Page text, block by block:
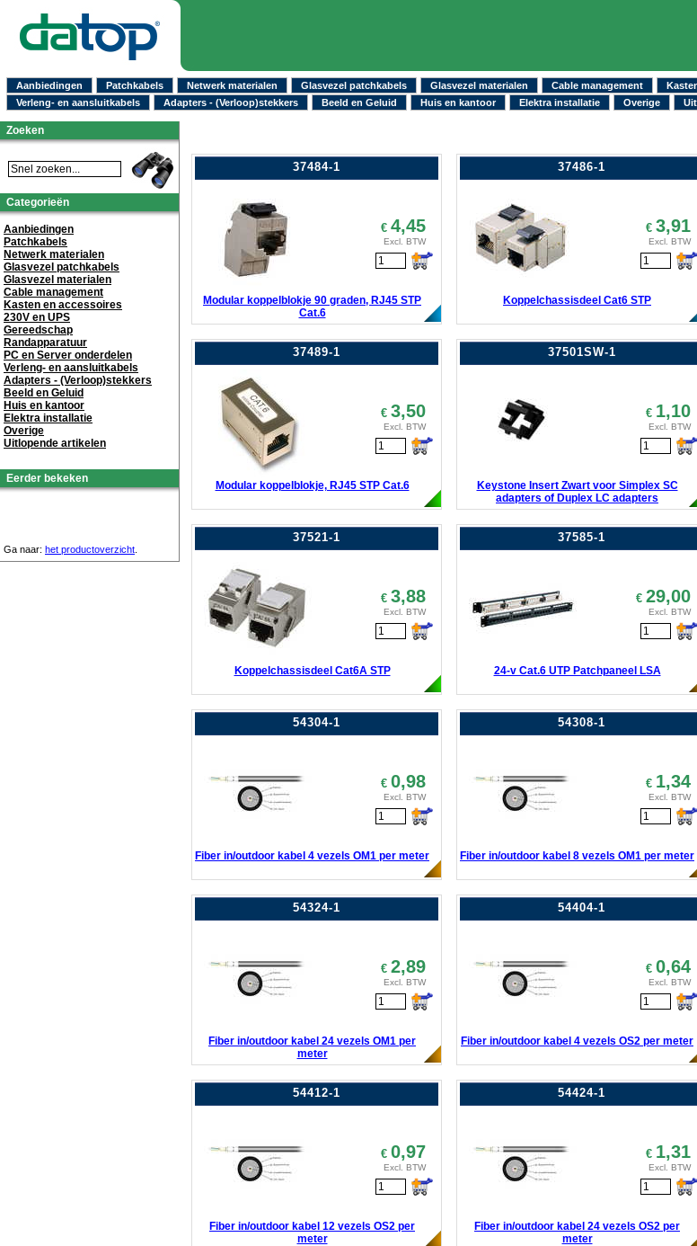
Aanbiedingen Patchkabels Netwerk materialen Glasvezel patchkabels Glasvezel materialen Cable management
Verleng- en aansluitkabels
Adapters - (Verloop)stekkers Beeld en Geluid Huis en kantoor Elektra installatie Overige
37484-1
€ 4,45
Excl. BTW
Modular koppelblokje 90 graden, RJ45 STP
Cat.6
37486-1
€ 3,91
Excl. BTW
Koppelchassisdeel Cat6 STP
37489-1
€ 3,50
Excl. BTW
Modular koppelblokje, RJ45 STP Cat.6
37501SW-1
€ 1,10
Excl. BTW
Keystone Insert Zwart voor Simplex SC
adapters of Duplex LC adapters
37521-1
€ 3,88
Excl. BTW
Koppelchassisdeel Cat6A STP
37585-1
€ 29,00
Excl. BTW
24-v Cat.6 UTP Patchpaneel LSA
54304-1
€ 0,98
Excl. BTW
Fiber in/outdoor kabel 4 vezels OM1 per meter
54308-1
€ 1,34
Excl. BTW
Fiber in/outdoor kabel 8 vezels OM1 per meter
54324-1
€ 2,89
Excl. BTW
Fiber in/outdoor kabel 24 vezels OM1 per
meter
54404-1
€ 0,64
Excl. BTW
Fiber in/outdoor kabel 4 vezels OS2 per meter
54412-1
€ 0,97
Excl. BTW
Fiber in/outdoor kabel 12 vezels OS2 per
meter
54424-1
€ 1,31
Excl. BTW
Fiber in/outdoor kabel 24 vezels OS2 per
meter
Zoeken
Categorieën
Aanbiedingen
Patchkabels
Netwerk materialen
Glasvezel patchkabels
Glasvezel materialen
Cable management
Kasten en accessoires
230V en UPS
Gereedschap
Randapparatuur
PC en Server onderdelen
Verleng- en aansluitkabels
Adapters - (Verloop)stekkers
Beeld en Geluid
Huis en kantoor
Elektra installatie
Overige
Uitlopende artikelen
Eerder bekeken
Ga naar: het productoverzicht